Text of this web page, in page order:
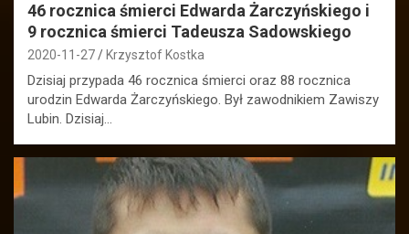
46 rocznica śmierci Edwarda Żarczyńskiego i
9 rocznica śmierci Tadeusza Sadowskiego
2020-11-27 Krzysztof Kostka
Dzisiaj przypada 46 rocznica śmierci oraz 88 rocznica
urodzin Edwarda Żarczyńskiego. Był zawodnikiem Zawiszy
Lubin. Dzisiaj…